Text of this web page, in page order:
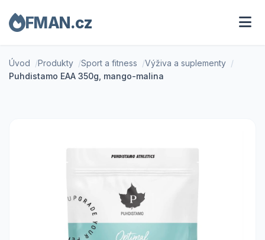
FMAN.cz
Úvod Produkty Sport a fitness
Výživa a suplementy
Puhdistamo EAA 350g, mango-malina